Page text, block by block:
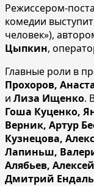
Режиссером-
комедии выступит
человек»),
Цыпкин,
Главные роли в
Прохоров,
и Лиза Ищенко.
Гоша Куценко,
Верник, Артур
Кузнецова,
Лапиньш,
Алябьев,
Дмитрий